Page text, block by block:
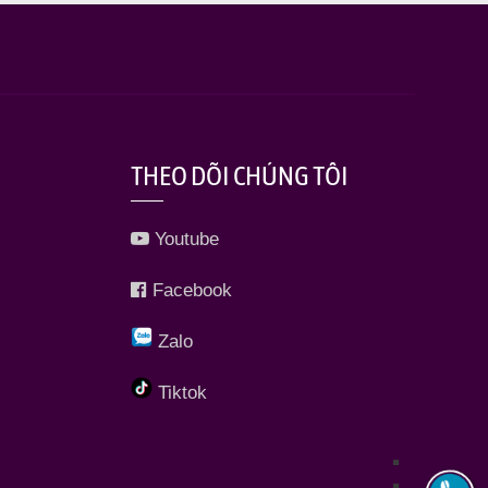
THEO DÕI CHÚNG TÔI
Youtube
Facebook
Zalo
Tiktok